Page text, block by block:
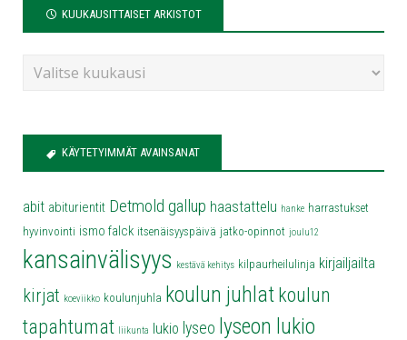
KUUKAUSITTAISET ARKISTOT
KÄYTETYIMMÄT AVAINSANAT
abit abiturientit Detmold gallup haastattelu hanke harrastukset
hyvinvointi ismo falck itsenäisyyspäivä jatko-opinnot joulu12
kansainvälisyys kestävä kehitys kilpaurheilulinja kirjailjailta
kirjat koeviikko koulunjuhla koulun juhlat koulun
tapahtumat liikunta lukio lyseo lyseon lukio